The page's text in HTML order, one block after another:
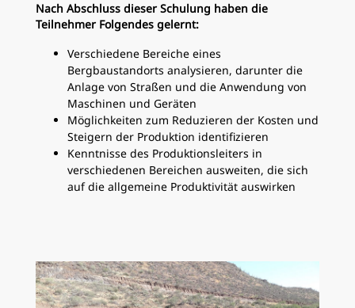
Nach Abschluss dieser Schulung haben die
Teilnehmer Folgendes gelernt:
Verschiedene Bereiche eines
Bergbaustandorts analysieren, darunter die
Anlage von Straßen und die Anwendung von
Maschinen und Geräten
Möglichkeiten zum Reduzieren der Kosten und
Steigern der Produktion identifizieren
Kenntnisse des Produktionsleiters in
verschiedenen Bereichen ausweiten, die sich
auf die allgemeine Produktivität auswirken